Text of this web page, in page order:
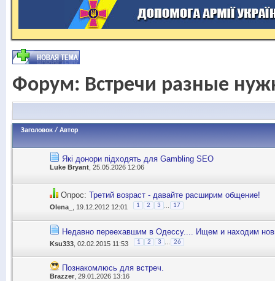
Форум: Встречи разные
Заголовок / Автор
Які донори підходять для Gambling SEO
Luke Bryant , 25.05.2026 12:06
Опрос: Третий возраст - давайте расширим общение!
Olena_ , 19.12.2012 12:01 1 2 3 17
Недавно переехавшим в Одессу.... Ищем и находим
Ksu333 , 02.02.2015 11:53 1 2 3 26
Познакомлюсь для встреч.
Brazzer, 29.01.2026 13:16